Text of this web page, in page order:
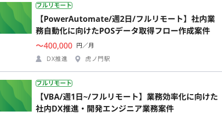
フルリモート
【PowerAutomate/週2日/フルリモート】社内業
務自動化に向けたPOSデータ取得フロー作成案件
〜400,000 円／月
DX推進
虎ノ門駅
フルリモート
【VBA/週1日~/フルリモート】業務効率化に向けた
社内DX推進・開発エンジニア業務案件